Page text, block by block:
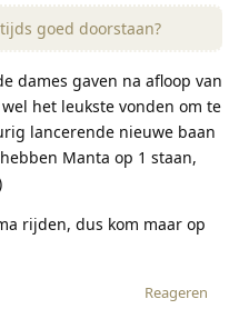
goed doorstaan?
dames gaven na afloop van
het leukste vonden om te
lancerende nieuwe baan
Manta op 1 staan,
rijden, dus kom maar op
Reageren